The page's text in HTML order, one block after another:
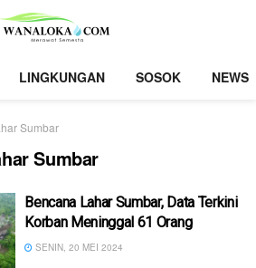
LINGKUNGAN SOSOK NEWS
Sumbar
Sumbar
Bencana Lahar Sumbar, Data Terkini
Korban Meninggal 61 Orang
SENIN, 20 MEI 2024